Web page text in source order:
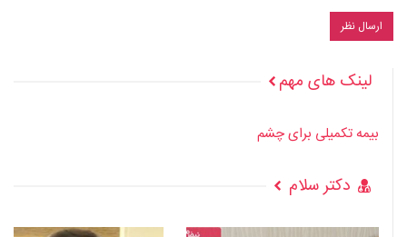
لینک های مهم
بیمه تکمیلی برای چشم
دکتر سلام